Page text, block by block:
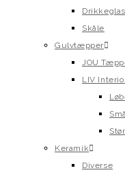
Drikkeglas
Skåle
Gulvtæpper
JOU
LIV
Keramik
Diverse